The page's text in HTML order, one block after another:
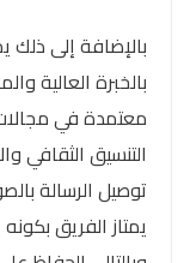
بالإضافة إلى
بالخبرة العالية
معتمدة في
التنسيق الثقافي
توصيل الرسالة
يمتاز الفريق